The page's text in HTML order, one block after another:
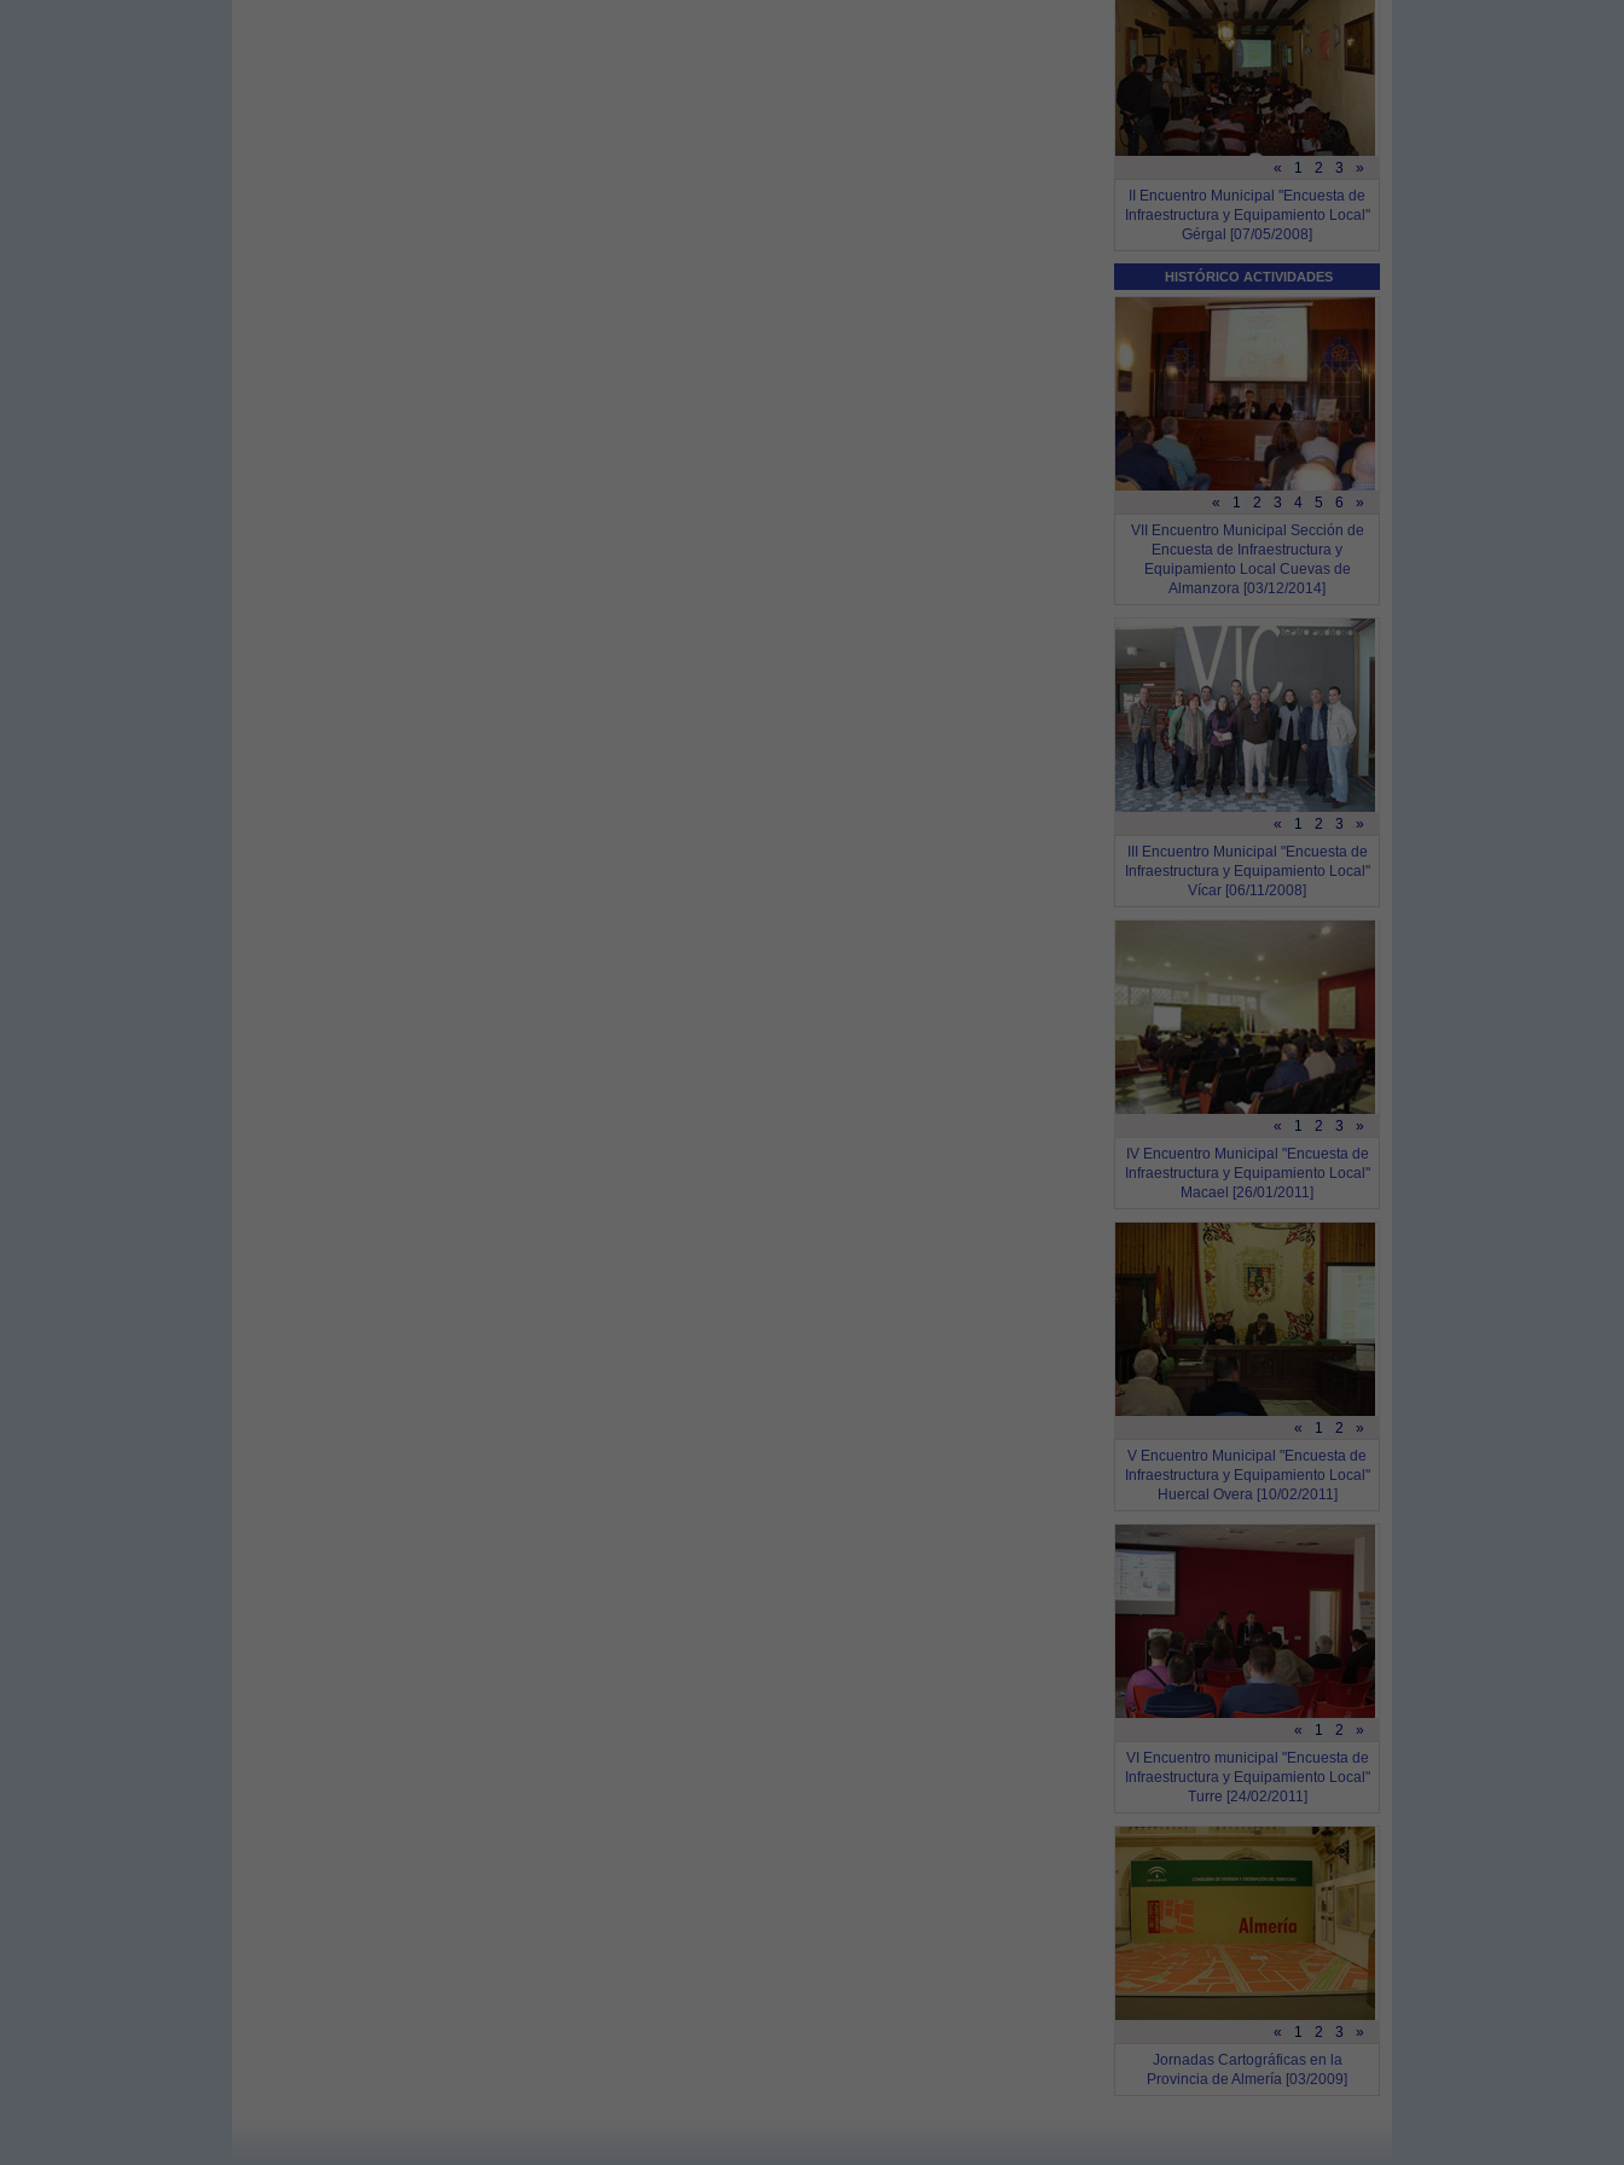
« 1 2 3
»
II Encuentro Municipal "Encuesta de
Infraestructura y Equipamiento Local"
Gérgal [07/05/2008]
HISTÓRICO ACTIVIDADES
« 1 2 3 4 5 6
»
VII Encuentro Municipal Sección de
Encuesta de Infraestructura y
Equipamiento Local Cuevas de
Almanzora [03/12/2014]
« 1 2 3
»
III Encuentro Municipal "Encuesta de
Infraestructura y Equipamiento Local"
Vícar [06/11/2008]
« 1 2 3
»
IV Encuentro Municipal "Encuesta de
Infraestructura y Equipamiento Local"
Macael [26/01/2011]
« 1 2
»
V Encuentro Municipal "Encuesta de
Infraestructura y Equipamiento Local"
Huercal Overa [10/02/2011]
« 1 2
»
VI Encuentro municipal "Encuesta de
Infraestructura y Equipamiento Local"
Turre [24/02/2011]
« 1 2 3
»
Jornadas Cartográficas en la
Provincia de Almería [03/2009]